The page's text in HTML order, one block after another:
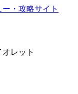
レット